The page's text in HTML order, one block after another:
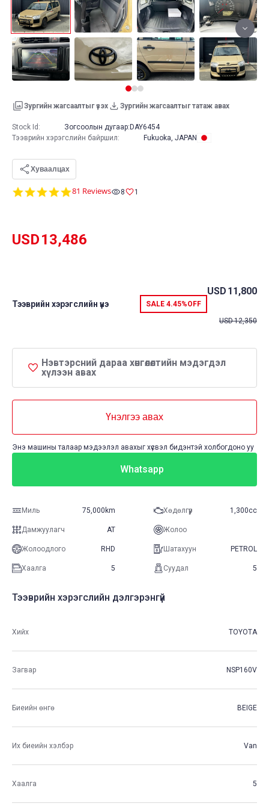
Зургийн жагсаалтыг үзэх Зургийн жагсаалтыг татаж авах
4.8
81 Reviews 8 1
USD13,486
Тээврийн хэрэгслийн үнэ SALE 4.45%OFF
USD 11,800
USD12,350
Нэвтэрсний дараа хөнгөлөлтийн мэдэгдэл
хүлээн авах
Үнэлгээ авах
Энэ машины талаар мэдээлэл авахыг хүсвэл бидэнтэй холбогдоно уу
Whatsapp
Миль 75,000km Хөдөлгүүр 1,300cc
Дамжуулагч AT Жолоо
Жолоодлого RHD Шатахуун PETROL
Хаалга 5 Суудал 5
Stock Id: Зогсоолын дугаар: DAY6454
Тээврийн хэрэгслийн байршил: Fukuoka, JAPAN
Хуваалцах
Тээврийн хэрэгслийн дэлгэрэнгүй
Хийх TOYOTA
Загвар NSP160V
Биеийн өнгө BEIGE
Их биеийн хэлбэр Van
Хаалга 5